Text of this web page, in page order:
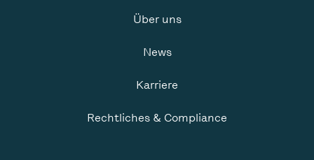
Über uns
News
Karriere
Rechtliches & Compliance